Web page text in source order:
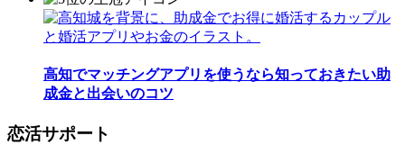
高知でマッチングアプリを使うなら知っておきたい助
成金と出会いのコツ
恋活サポート